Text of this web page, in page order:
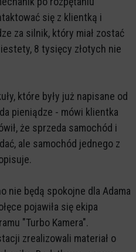
się z klientką i
za silnik, który miał zostać
8 tysięcy złotych nie
które były już napisane od
pieniądze - mówi klientka
że sprzeda samochód i
ale samochód jednego z
nie będą spokojne dla Adama
pojawiła się ekipa
"Turbo Kamera".
zrealizowali materiał o